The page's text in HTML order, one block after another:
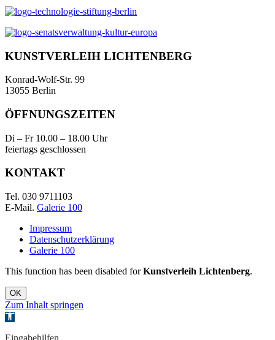
KUNSTVERLEIH LICHTENBERG
Konrad-Wolf-Str. 99
13055 Berlin
ÖFFNUNGSZEITEN
Di – Fr 10.00 – 18.00 Uhr
feiertags geschlossen
KONTAKT
Tel. 030 9711103
E-Mail. Galerie 100
Impressum
Datenschutzerklärung
Galerie 100
This function has been disabled forKunstverleih Lichtenberg.
OK
Zum Inhalt springen
Werkzeugleiste